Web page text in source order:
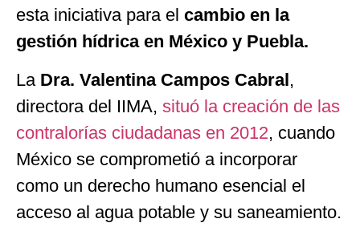
esta iniciativa para el cambio en la
gestión hídrica en México y Puebla.
La Dra. Valentina Campos Cabral,
directora del IIMA, situó la creación de las
contralorías ciudadanas en 2012, cuando
México se comprometió a incorporar
como un derecho humano esencial el
acceso al agua potable y su saneamiento.